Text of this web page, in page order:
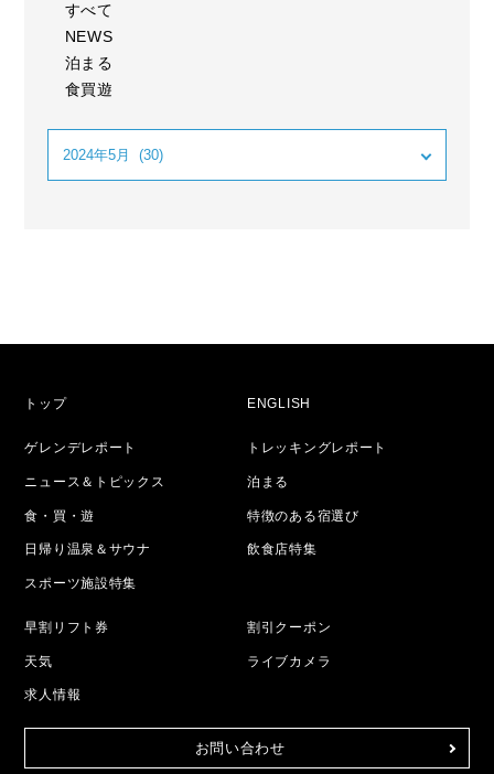
すべて
NEWS
泊まる
食買遊
トップ ENGLISH
ゲレンデレポート トレッキングレポート
ニュース＆トピックス 泊まる
食・買・遊 特徴のある宿選び
日帰り温泉＆サウナ 飲食店特集
スポーツ施設特集
早割リフト券 割引クーポン
天気 ライブカメラ
求人情報
お問い合わせ